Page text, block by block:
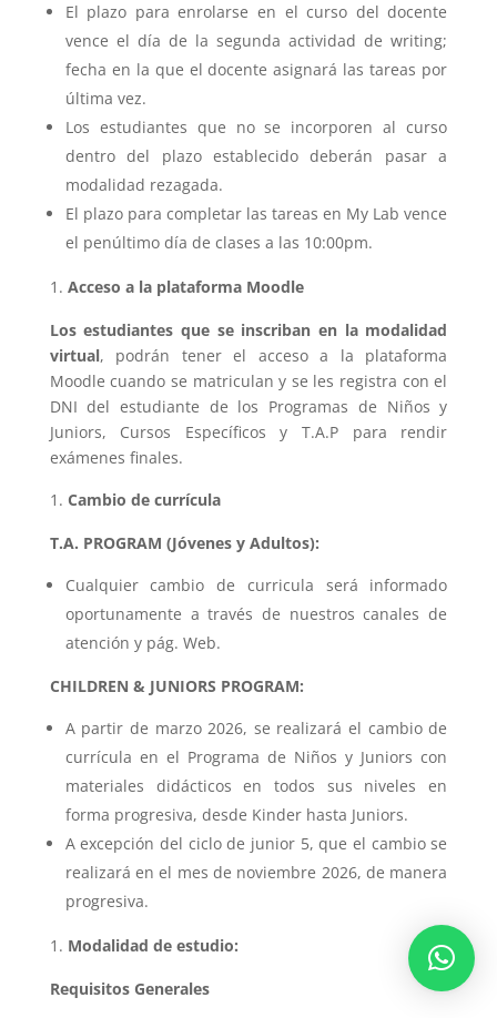
El plazo para enrolarse en el curso del docente
vence el día de la segunda actividad de writing;
fecha en la que el docente asignará las tareas por
última vez.
Los estudiantes que no se incorporen al curso
dentro del plazo establecido deberán pasar a
modalidad rezagada.
El plazo para completar las tareas en My Lab vence
el penúltimo día de clases a las 10:00pm.
Acceso a la plataforma Moodle
Los estudiantes que se inscriban en la modalidad
virtual, podrán tener el acceso a la plataforma
Moodle cuando se matriculan y se les registra con el
DNI del estudiante de los Programas de Niños y
Juniors, Cursos Específicos y T.A.P para rendir
exámenes finales.
Cambio de currícula
T.A. PROGRAM (Jóvenes y Adultos):
Cualquier cambio de curricula será informado
oportunamente a través de nuestros canales de
atención y pág. Web.
CHILDREN & JUNIORS PROGRAM:
A partir de marzo 2026, se realizará el cambio de
currícula en el Programa de Niños y Juniors con
materiales didácticos en todos sus niveles en
forma progresiva, desde Kinder hasta Juniors.
A excepción del ciclo de junior 5, que el cambio se
realizará en el mes de noviembre 2026, de manera
progresiva.
Modalidad de estudio:
Requisitos Generales